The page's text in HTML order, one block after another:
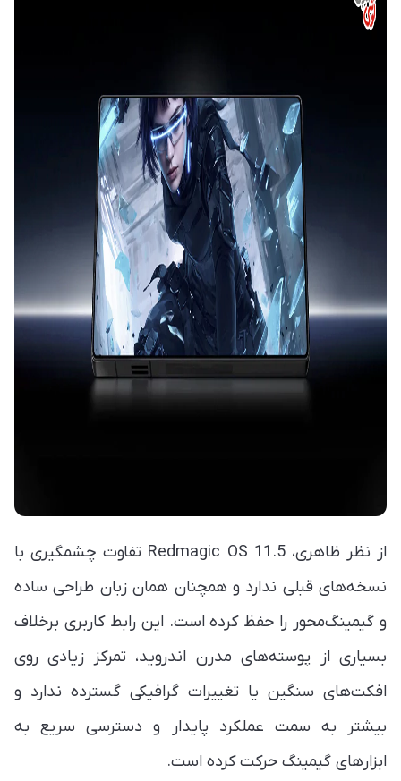
از نظر ظاهری، Redmagic OS 11.5 تفاوت چشمگیری با
نسخه‌های قبلی ندارد و همچنان همان زبان طراحی ساده
و گیمینگ‌محور را حفظ کرده است. این رابط کاربری برخلاف
بسیاری از پوسته‌های مدرن اندروید، تمرکز زیادی روی
افکت‌های سنگین یا تغییرات گرافیکی گسترده ندارد و
بیشتر به سمت عملکرد پایدار و دسترسی سریع به
ابزارهای گیمینگ حرکت کرده است.